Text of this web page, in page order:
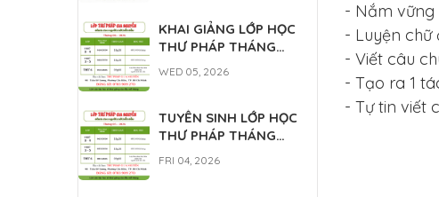
- Nắm
- Luyện chữ
- Viết câu
- Tạo ra 1
- Tự tin viết
KHAI GIẢNG LỚP HỌC
THƯ PHÁP THÁNG
6/2026
WED 05, 2026
TUYỂN SINH LỚP HỌC
THƯ PHÁP THÁNG
5/2026
FRI 04, 2026